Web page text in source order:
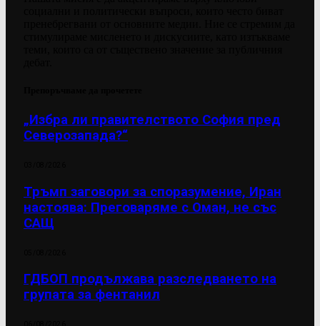
„Избра ли правителството София пред
Северозапада?“
Тръмп заговори за споразумение, Иран
настоява: Преговаряме с Оман, не със
САЩ
ГДБОП продължава разследването на
групата за фентанил